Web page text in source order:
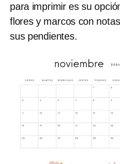
para imprimir es su
flores y marcos con
sus pendientes.